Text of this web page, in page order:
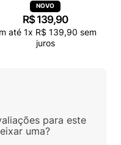
PRETO 38115
R$ 139,90
até 1x R$ 139,90 sem
juros
para este
uma?